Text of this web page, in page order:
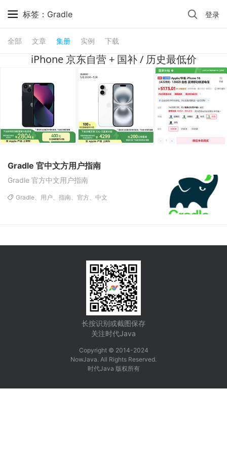
标签：Gradle 登录
全部 文章 集册 实例 下载
iPhone 京东自营 + 国补 / 历史最低价
Gradle 官中文方用户指南
Gradle 官方中文用户指南
Gradle、 用户、 指南、 官方、 中文
长按识别或截图保存
关注时代Java
Copyright © 2014-2024
NowJava. All Rights Reserved.
时代Java 版权所有